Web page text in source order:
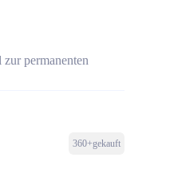
permanenten
360+gekauft